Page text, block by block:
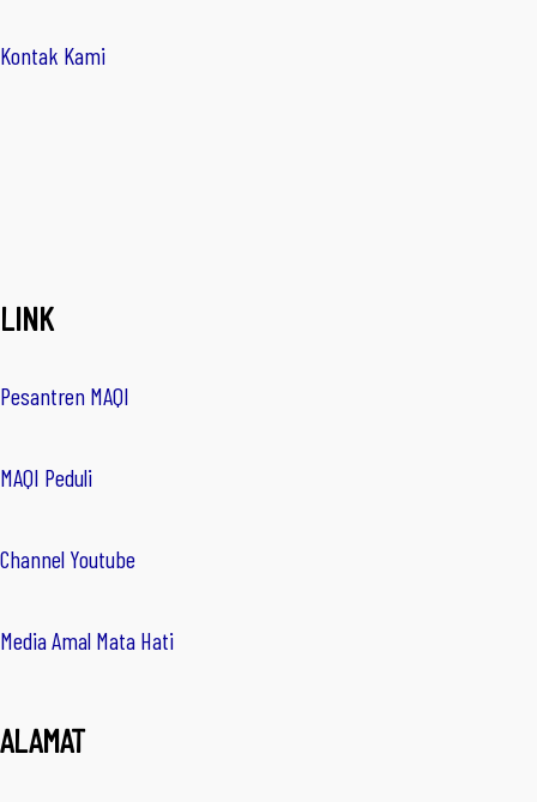
Kontak Kami
LINK
Pesantren MAQI
MAQI Peduli
Channel Youtube
Media Amal Mata Hati
ALAMAT